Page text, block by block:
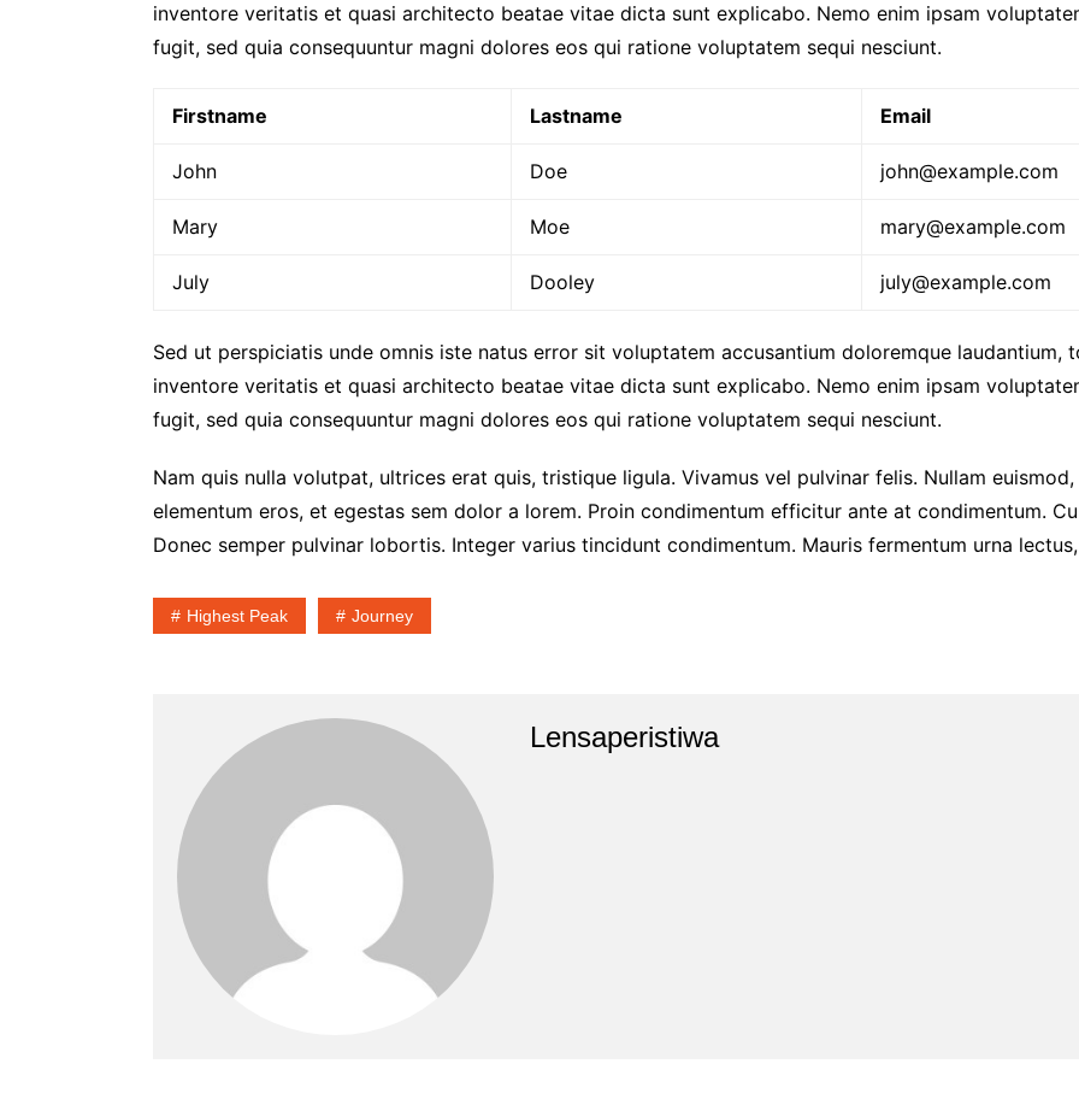
inventore veritatis et quasi architecto beatae vitae dicta sunt explicabo. Nemo enim ipsam
fugit, sed quia consequuntur magni dolores eos qui ratione voluptatem sequi nesciunt.
Firstname Lastname Email
John Doe john@example.com
Mary Moe mary@example.com
July Dooley july@example.com
Sed ut perspiciatis unde omnis iste natus error sit voluptatem accusantium doloremque laudantium,
inventore veritatis et quasi architecto beatae vitae dicta sunt explicabo. Nemo enim ipsam
fugit, sed quia consequuntur magni dolores eos qui ratione voluptatem sequi nesciunt.
Nam quis nulla volutpat, ultrices erat quis, tristique ligula. Vivamus vel pulvinar felis. Nullam
elementum eros, et egestas sem dolor a lorem. Proin condimentum efficitur ante at condimentum.
Donec semper pulvinar lobortis. Integer varius tincidunt condimentum. Mauris fermentum urna
Highest Peak Journey
Lensaperistiwa